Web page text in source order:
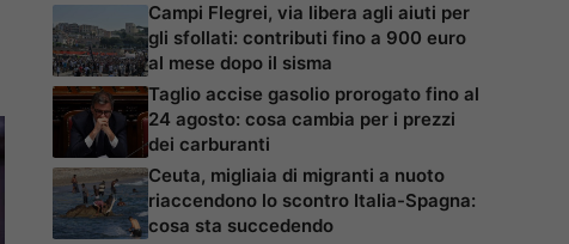
Campi Flegrei, via libera agli aiuti per
gli sfollati: contributi fino a 900 euro
al mese dopo il sisma
Taglio accise gasolio prorogato fino al
24 agosto: cosa cambia per i prezzi
dei carburanti
Ceuta, migliaia di migranti a nuoto
riaccendono lo scontro Italia-Spagna:
cosa sta succedendo